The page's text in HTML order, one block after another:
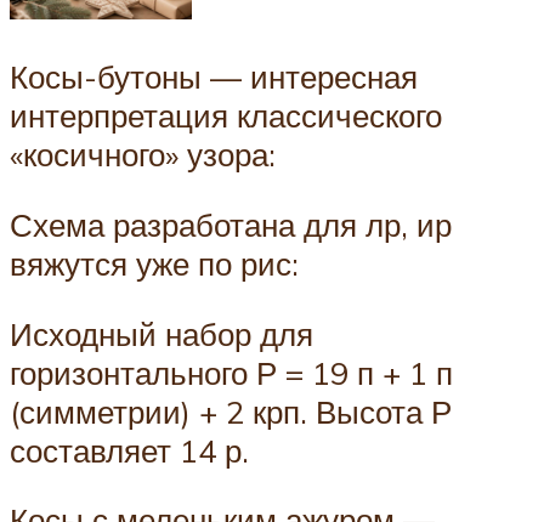
Косы-бутоны — интересная
интерпретация классического
«косичного» узора:
Схема разработана для лр, ир
вяжутся уже по рис:
Исходный набор для
горизонтального Р = 19 п + 1 п
(симметрии) + 2 крп. Высота Р
составляет 14 р.